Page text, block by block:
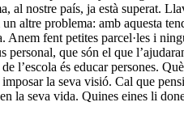
al nostre país, ja està superat.
altre problema: amb aquesta
Anem fent petites parcel·les i
personal, que són el que
l’escola és educar persones.
la seva visió. Cal que
la seva vida. Quines eines li